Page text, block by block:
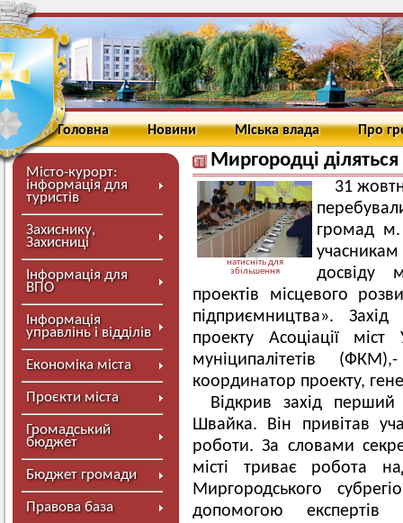
Головна Новини Міська влада Про
Місто-курорт:
інформація для
туристів
Захиснику,
Захисниці
Інформація для
ВПО
Інформація
управлінь і відділів
Економіка міста
Проєкти міста
Громадський
бюджет
Бюджет громади
Правова база
Миргородці
натисніть для
збільшення
31
громад
досвіду
проектів місцевого
підприємництва».
проекту Асоціації
муніципалітетів
координатор проекту,
Відкрив захід перший
Швайка. Він привітав
роботи. За словами
місті триває робота
Миргородського
допомогою експертів